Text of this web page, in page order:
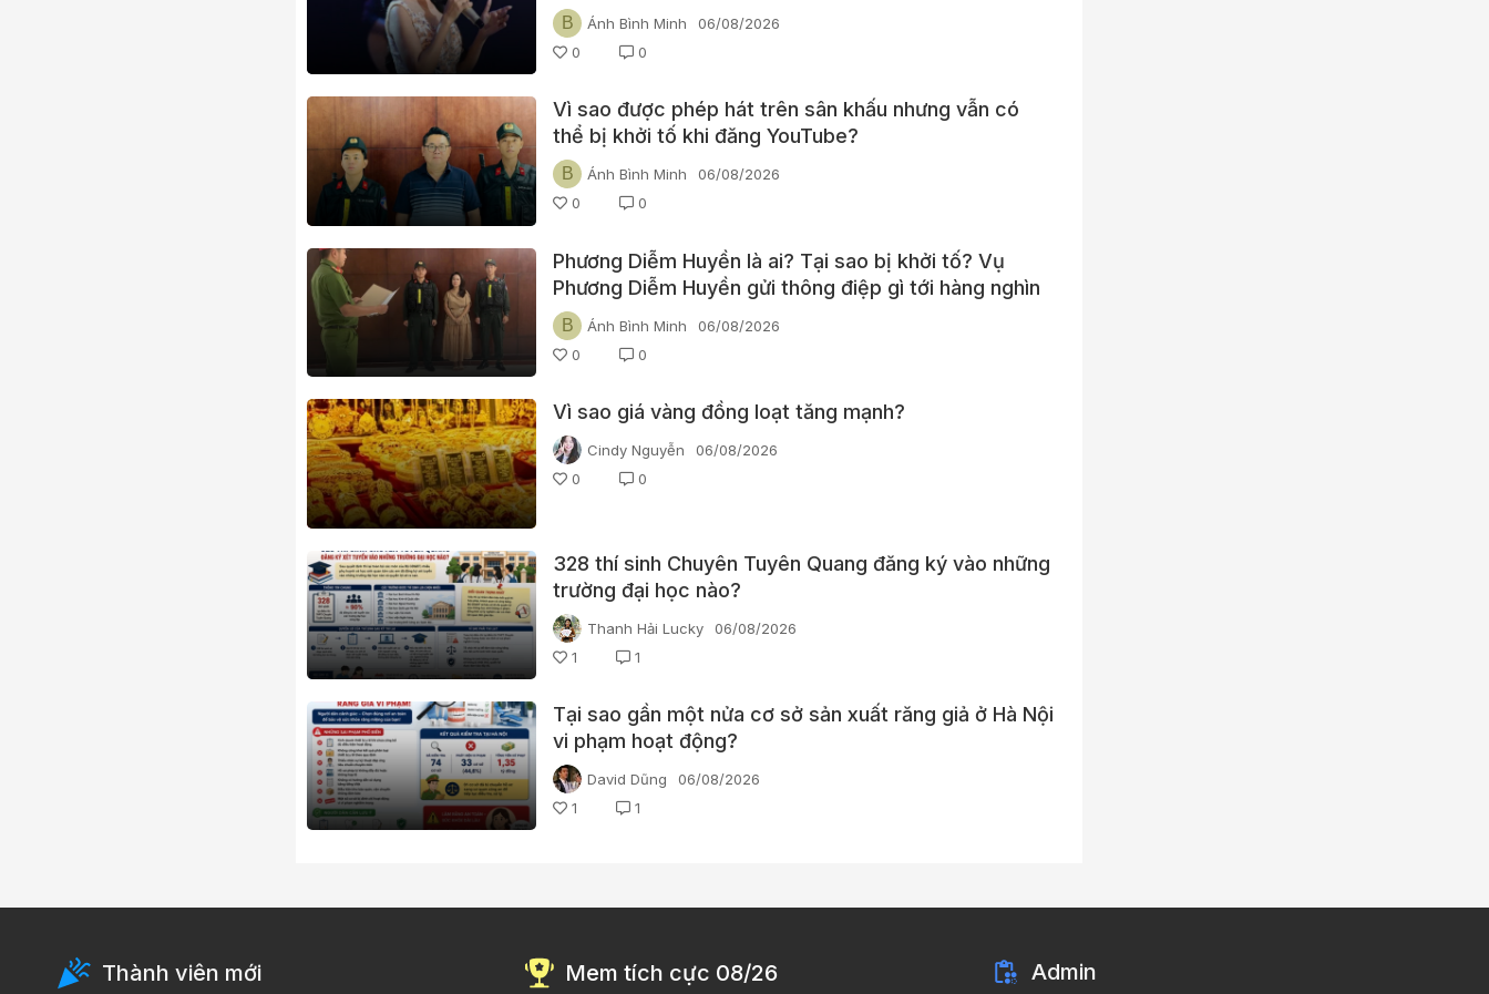
video?
B Ánh Bình Minh
06/08/2026
0
0
Vì sao được phép hát trên sân khấu nhưng vẫn có
thể bị khởi tố khi đăng YouTube?
B Ánh Bình Minh
06/08/2026
0
0
Phương Diễm Huyền là ai? Tại sao bị khởi tố? Vụ
Phương Diễm Huyền gửi thông điệp gì tới hàng nghìn
YouTuber Việt Nam?
B Ánh Bình Minh
06/08/2026
0
0
Vì sao giá vàng đồng loạt tăng mạnh?
Cindy Nguyễn
06/08/2026
0
0
328 thí sinh Chuyên Tuyên Quang đăng ký vào những
trường đại học nào?
Thanh Hải Lucky
06/08/2026
1
1
Tại sao gần một nửa cơ sở sản xuất răng giả ở Hà Nội
vi phạm hoạt động?
David Dũng
06/08/2026
1
1
Thành viên mới Mem tích cực 08/26 Admin